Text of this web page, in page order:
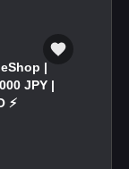
|
JPY |